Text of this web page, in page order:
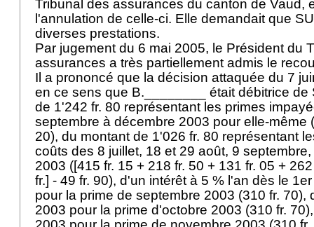
Tribunal des assurances du canton de Vaud,
l'annulation de celle-ci. Elle demandait que
diverses prestations.
Par jugement du 6 mai 2005, le Président du
assurances a très partiellement admis le
Il a prononcé que la décision attaquée du 7
en ce sens que B.________ était débitrice de
de 1'242 fr. 80 représentant les primes
septembre à décembre 2003 pour elle-même
20), du montant de 1'026 fr. 80 représentant
coûts des 8 juillet, 18 et 29 août, 9
2003 ([415 fr. 15 + 218 fr. 50 + 131 fr. 05 +
fr.] - 49 fr. 90), d'un intérêt à 5 % l'an dès le
pour la prime de septembre 2003 (310 fr. 70),
2003 pour la prime d'octobre 2003 (310 fr.